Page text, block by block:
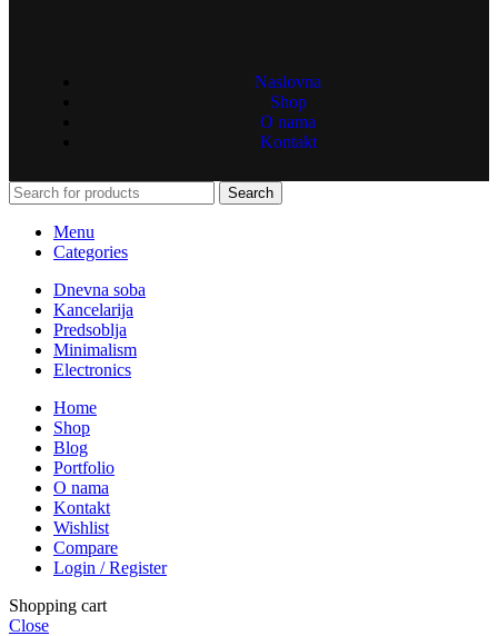
Naslovna
Shop
O nama
Kontakt
Search
Menu
Categories
Dnevna soba
Kancelarija
Predsoblja
Minimalism
Electronics
Home
Shop
Blog
Portfolio
O nama
Kontakt
Wishlist
Compare
Login / Register
Shopping cart
Close